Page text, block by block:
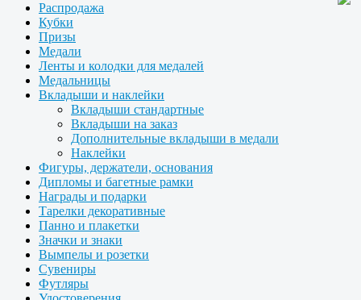
Распродажа
Кубки
Призы
Медали
Ленты и колодки для медалей
Медальницы
Вкладыши и наклейки
Вкладыши стандартные
Вкладыши на заказ
Дополнительные вкладыши в медали
Наклейки
Фигуры, держатели, основания
Дипломы и багетные рамки
Награды и подарки
Тарелки декоративные
Панно и плакетки
Значки и знаки
Вымпелы и розетки
Сувениры
Футляры